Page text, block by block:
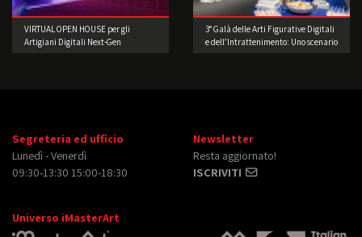
VIRTUAL OPEN HOUSE per gli
Artigiani Digitali Next-Gen
3° Galà delle Arti Figurative Digitali
e dell’Intrattenimento: Uno scenario
Segreteria ed ufficio
Lunedì - Venerdì
09:30-13:30 15:00-18:30
Newsletter
Resta aggiornato!
ISCRIVITI
Universo iMasterArt